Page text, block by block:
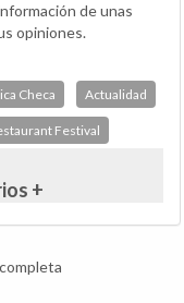
de unas
opiniones.
Checa Actualidad
Festival
+